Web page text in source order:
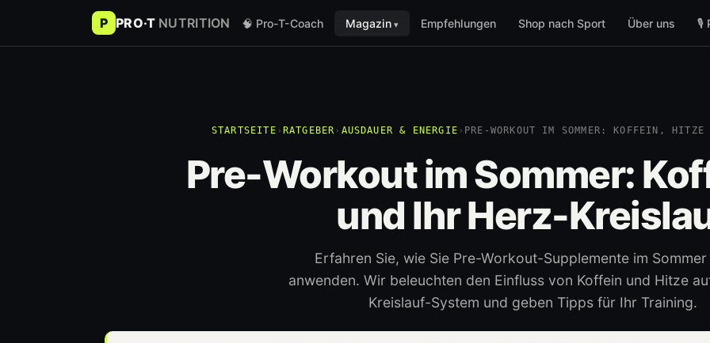
P PRO·T NUTRITION 🧠 Pro-T-Coach Magazin Empfehlungen Shop nach Sport Über uns 🎙
STARTSEITE › RATGEBER › AUSDAUER & ENERGIE › PRE-WORKOUT IM SOMMER: KOFFEIN,
Pre-Workout im Sommer:
und Ihr Herz-
Erfahren Sie, wie Sie Pre-Workout-Supplemente im
anwenden. Wir beleuchten den Einfluss von Koffein und Hitze
Kreislauf-System und geben Tipps für Ihr Training.